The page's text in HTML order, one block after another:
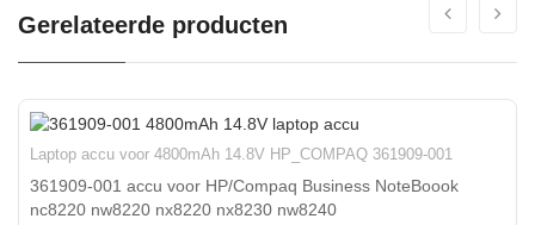
Gerelateerde producten
Laptop accu voor 4800mAh 14.8V HP_COMPAQ 361909-001
361909-001 accu voor HP/Compaq Business NoteBoook
nc8220 nw8220 nx8220 nx8230 nw8240